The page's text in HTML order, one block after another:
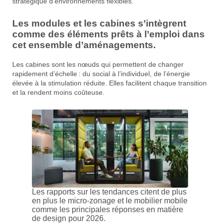
Les modules et les cabines s’intègrent
comme des éléments prêts à l’emploi dans
cet ensemble d’aménagements.
Les cabines sont les nœuds qui permettent de changer
rapidement d’échelle : du social à l’individuel, de l’énergie
élevée à la stimulation réduite. Elles facilitent chaque transition
et la rendent moins coûteuse.
Les rapports sur les tendances citent de plus
en plus le micro-zonage et le mobilier mobile
comme les principales réponses en matière
de design pour 2026.